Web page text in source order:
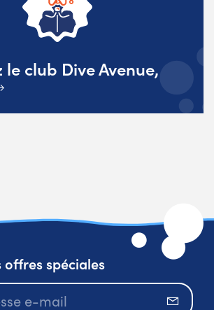
le club Dive Avenue,
offres spéciales